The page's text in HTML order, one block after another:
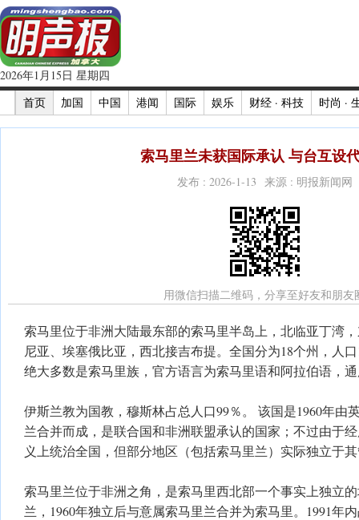
2026年1月15日 星期四
首页
加国 中国 港闻 国际 娱乐 财经 · 科技 时尚 ·
索马里兰未获国际承认 与台互设
发布 : 2026-1-13 来源 : 明报新闻网
用微信扫描二维码，分享至好友和朋友
索马里位于非洲大陆最东部的索马里半岛上，北临亚丁湾
尼亚、埃塞俄比亚，西北接吉布提。全国分为18个州，人
绝大多数是索马里族，官方语言为索马里语和阿拉伯语，
伊斯兰教为国教，穆斯林占总人口99％。 该国是1960年由
兰合并而成，是联合国和非洲联盟承认的国家；不过由于
义上统治全国，但部分地区（包括索马里兰）实际独立于
索马里兰位于非洲之角，是索马里西北部一个事实上独立
兰，1960年独立后与意属索马里兰合并为索马里。1991年